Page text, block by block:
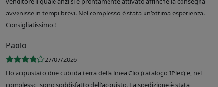
avvenisse in tempi brevi. Nel complesso è stata un’ottima esperienza.
Consigliatissimo!!
Paolo
27/07/2026
Ho acquistato due cubi da terra della linea Clio (catalogo IPlex) e, nel
complesso, sono soddisfatto dell'acquisto. La spedizione è stata